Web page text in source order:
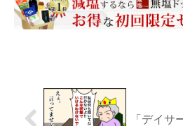
「デイサ